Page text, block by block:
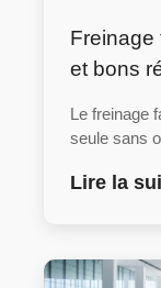
Freinage
et bons
Le freinage
seule sans
Lire la